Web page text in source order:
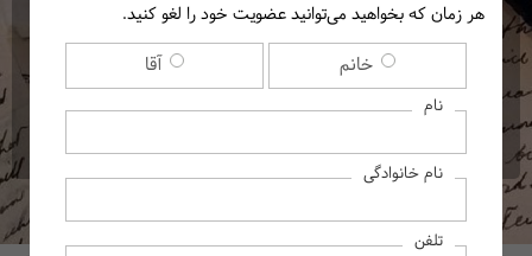
کارگاه آنلاین فشرده
نامه‌نگاری و ایمیل رسمی
هر زمان که بخواهید می‌توانید عضویت خود را لغو کنید.
خانم آقا
نام
نام خانوادگی
تلفن